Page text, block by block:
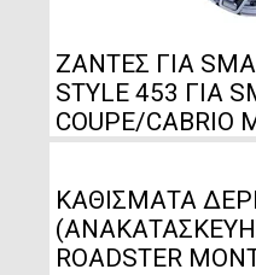
ΖΑΝΤΕΣ ΓΙΑ
STYLE 453 ΓΙΑ
COUPE/
ΚΑΘΙΣΜΑΤΑ
ROADSTER